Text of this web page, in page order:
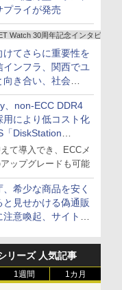
プライが発売
Watch 30周年記念インタビュー
けてさらに重要性を
インフラ、関西でユ
向き合い、社会
しい”を起動し続け
テージ
、non-ECC DDR4
用により低コスト化
「DiskStation
リーズ
て導入でき、ECCメ
ップグレードも可能
希少な商品を安く
と見せかける偽通販
意喚起、サイト名
リーズ 人気記事
1週間 1カ月